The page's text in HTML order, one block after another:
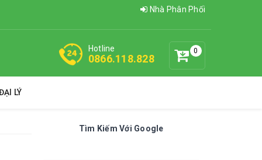
Nhà Phân Phối
0
Hotline
0866.118.828
LÝ
Tìm Kiếm Với Google